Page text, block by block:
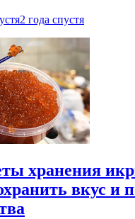
2 года спустя
хранения
вкус и